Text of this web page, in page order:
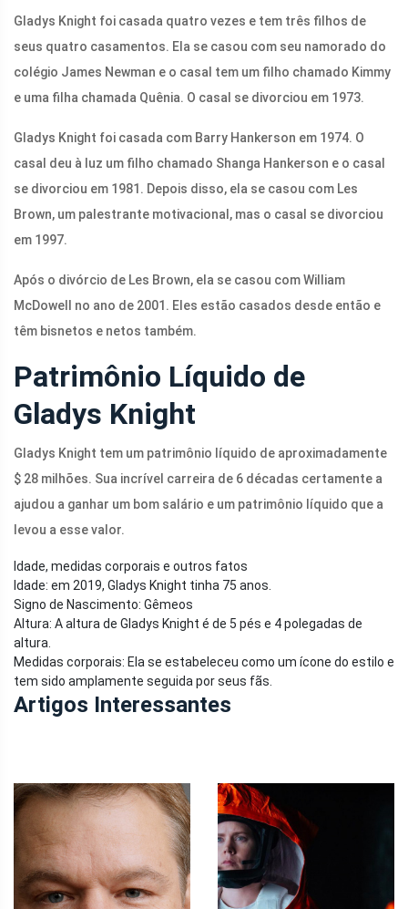
Gladys Knight foi casada quatro vezes e tem três filhos de
seus quatro casamentos. Ela se casou com seu namorado do
colégio James Newman e o casal tem um filho chamado Kimmy
e uma filha chamada Quênia. O casal se divorciou em 1973.
Gladys Knight foi casada com Barry Hankerson em 1974. O
casal deu à luz um filho chamado Shanga Hankerson e o casal
se divorciou em 1981. Depois disso, ela se casou com Les
Brown, um palestrante motivacional, mas o casal se divorciou
em 1997.
Após o divórcio de Les Brown, ela se casou com William
McDowell no ano de 2001. Eles estão casados ​​desde então e
têm bisnetos e netos também.
Patrimônio Líquido de
Gladys Knight
Gladys Knight tem um patrimônio líquido de aproximadamente
$ 28 milhões. Sua incrível carreira de 6 décadas certamente a
ajudou a ganhar um bom salário e um patrimônio líquido que a
levou a esse valor.
Idade, medidas corporais e outros fatos
Idade: em 2019, Gladys Knight tinha 75 anos.
Signo de Nascimento: Gêmeos
Altura: A altura de Gladys Knight é de 5 pés e 4 polegadas de
altura.
Medidas corporais: Ela se estabeleceu como um ícone do estilo e
tem sido amplamente seguida por seus fãs.
Artigos Interessantes